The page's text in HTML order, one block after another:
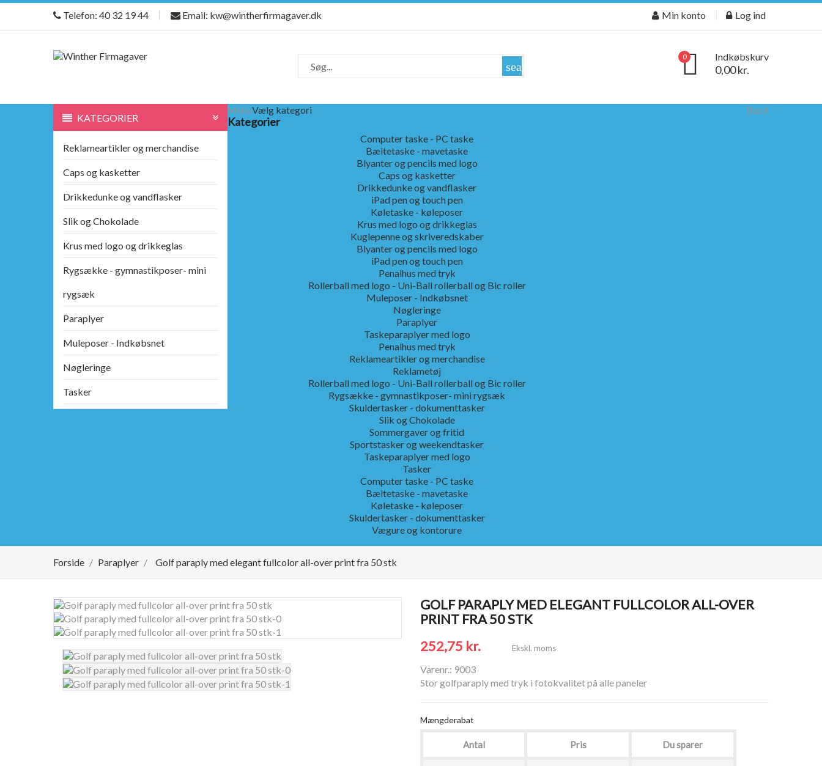
Telefon: 40 32 19 44 Email: kw@wintherfirmagaver.dk Min konto Log ind
Indkøbskurv
0,00 kr.
0
search
KATEGORIER
Reklameartikler og merchandise
Caps og kasketter
Drikkedunke og vandflasker
Slik og Chokolade
Krus med logo og drikkeglas
Rygsække - gymnastikposer- mini
rygsæk
Paraplyer
Muleposer - Indkøbsnet
Nøgleringe
Tasker
Menu Back
Vælg kategori
Kategorier
Computer taske - PC taske
Bæltetaske - mavetaske
Blyanter og pencils med logo
Caps og kasketter
Drikkedunke og vandflasker
iPad pen og touch pen
Køletaske - køleposer
Krus med logo og drikkeglas
Kuglepenne og skriveredskaber
Blyanter og pencils med logo
iPad pen og touch pen
Penalhus med tryk
Rollerball med logo - Uni-Ball rollerball og Bic roller
Muleposer - Indkøbsnet
Nøgleringe
Paraplyer
Taskeparaplyer med logo
Penalhus med tryk
Reklameartikler og merchandise
Reklametøj
Rollerball med logo - Uni-Ball rollerball og Bic roller
Rygsække - gymnastikposer- mini rygsæk
Skuldertasker - dokumenttasker
Slik og Chokolade
Sommergaver og fritid
Sportstasker og weekendtasker
Taskeparaplyer med logo
Tasker
Computer taske - PC taske
Bæltetaske - mavetaske
Køletaske - køleposer
Skuldertasker - dokumenttasker
Vægure og kontorure
Forside Paraplyer Golf paraply med elegant fullcolor all-over print fra 50 stk
GOLF PARAPLY MED ELEGANT FULLCOLOR ALL-OVER
PRINT FRA 50 STK
252,75 kr.
Ekskl. moms
Varenr.: 9003
Stor golfparaply med tryk i fotokvalitet på alle paneler
Mængderabat
Antal Pris Du sparer